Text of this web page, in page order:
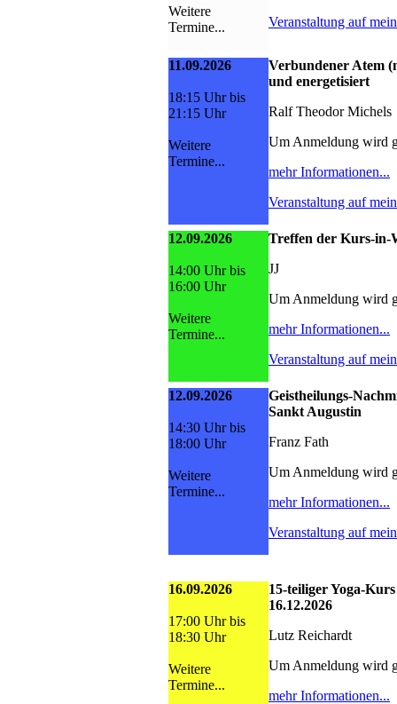
Weitere
Termine...
Veranstaltung auf
11.09.2026
18:15 Uhr bis
21:15 Uhr
Weitere
Termine...
Verbundener Atem
und energetisiert
Ralf Theodor Michels
Um Anmeldung wird
mehr Informationen...
Veranstaltung auf
12.09.2026
14:00 Uhr bis
16:00 Uhr
Weitere
Termine...
Treffen der Kurs-in-
JJ
Um Anmeldung wird
mehr Informationen...
Veranstaltung auf
12.09.2026
14:30 Uhr bis
18:00 Uhr
Weitere
Termine...
Geistheilungs-
Sankt Augustin
Franz Fath
Um Anmeldung wird
mehr Informationen...
Veranstaltung auf
16.09.2026
17:00 Uhr bis
18:30 Uhr
Weitere
Termine...
15-teiliger Yoga-
16.12.2026
Lutz Reichardt
Um Anmeldung wird
mehr Informationen...